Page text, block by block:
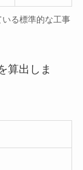
いる標準的な工事
算出しま